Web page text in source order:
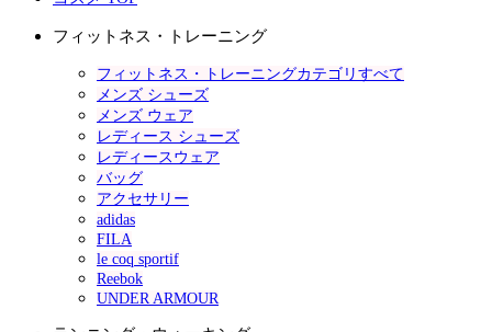
フィットネス・トレーニング
フィットネス・トレーニングカテゴリすべて
メンズ シューズ
メンズ ウェア
レディース シューズ
レディースウェア
バッグ
アクセサリー
adidas
FILA
le coq sportif
Reebok
UNDER ARMOUR